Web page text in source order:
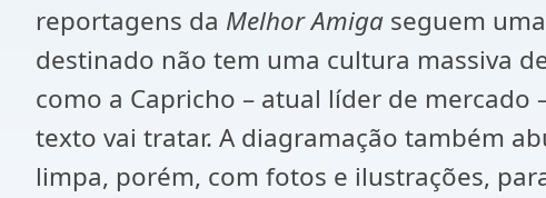
reportagens da Melhor Amiga seguem
destinado não tem uma cultura massiva
como a Capricho – atual líder de
texto vai tratar. A diagramação também
limpa, porém, com fotos e ilustrações,